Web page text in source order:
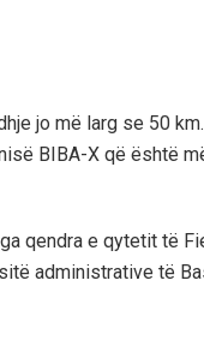
jo më larg se 50
BIBA-X që është
qendra e qytetit të
administrative të